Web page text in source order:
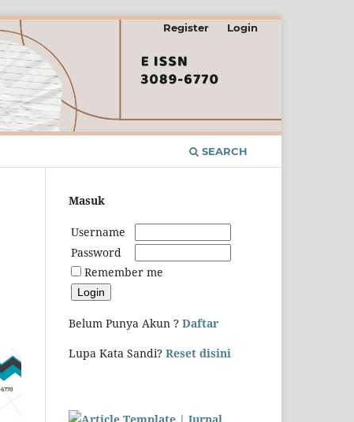
SEARCH
Register Login
Masuk
Username
Password
Remember me
Belum Punya Akun ? Daftar
Lupa Kata Sandi? Reset disini